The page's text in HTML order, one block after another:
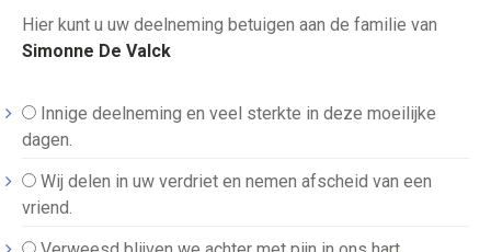
Hier kunt u uw deelneming betuigen aan de familie van
Simonne De Valck
Innige deelneming en veel sterkte in deze moeilijke
dagen.
Wij delen in uw verdriet en nemen afscheid van een
vriend.